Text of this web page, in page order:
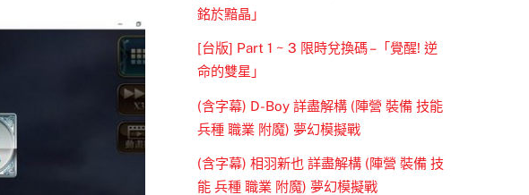
銘於黯晶」
[台版] Part 1 ~ 3 限時兌換碼 –「覺醒! 逆
命的雙星」
(含字幕) D-Boy 詳盡解構 (陣營 裝備 技能
兵種 職業 附魔) 夢幻模擬戰
(含字幕) 相羽新也 詳盡解構 (陣營 裝備 技
能 兵種 職業 附魔) 夢幻模擬戰